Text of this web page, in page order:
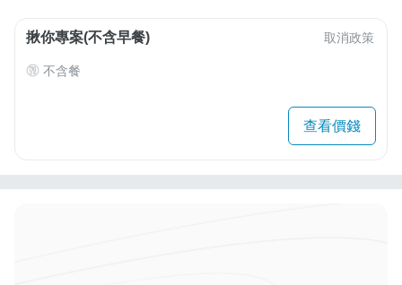
揪你專案(不含早餐) 取消政策
不含餐
查看價錢